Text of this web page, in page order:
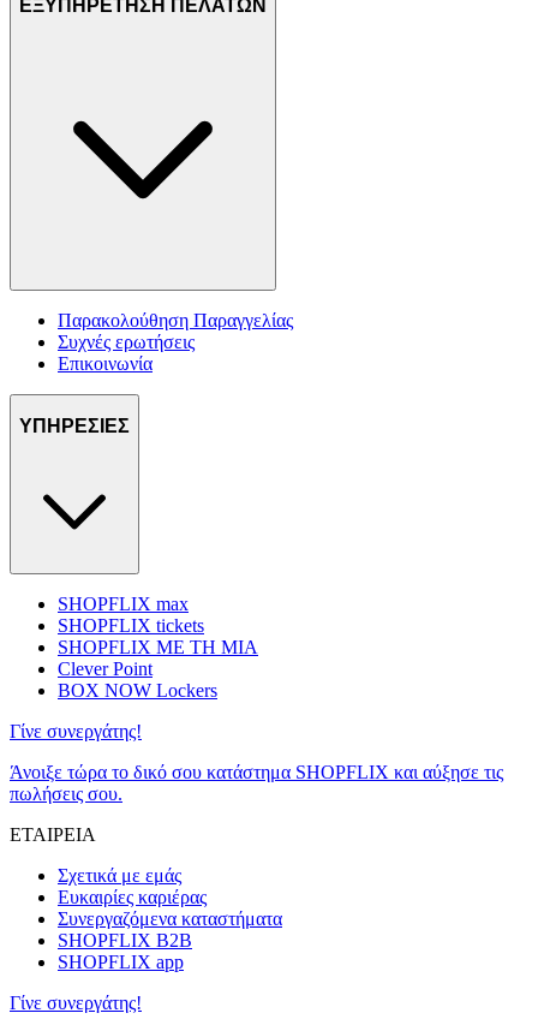
ΕΞΥΠΗΡΕΤΗΣΗ ΠΕΛΑΤΩΝ
Παρακολούθηση Παραγγελίας
Συχνές ερωτήσεις
Επικοινωνία
ΥΠΗΡΕΣΙΕΣ
SHOPFLIX max
SHOPFLIX tickets
SHOPFLIX ΜΕ ΤΗ ΜΙΑ
Clever Point
BOX NOW Lockers
Γίνε συνεργάτης!
Άνοιξε τώρα το δικό σου κατάστημα SHOPFLIX και αύξησε τις
πωλήσεις σου.
ΕΤΑΙΡΕΙΑ
Σχετικά με εμάς
Ευκαιρίες καριέρας
Συνεργαζόμενα καταστήματα
SHOPFLIX B2B
SHOPFLIX app
Γίνε συνεργάτης!